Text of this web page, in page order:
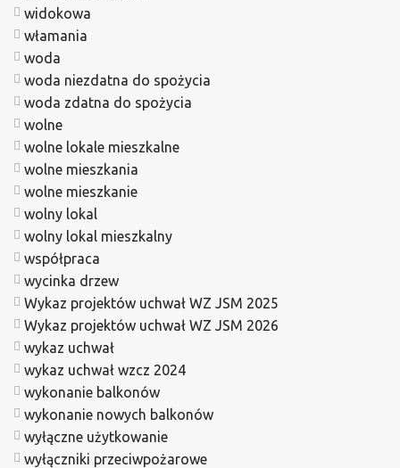
widokowa
włamania
woda
woda niezdatna do spożycia
woda zdatna do spożycia
wolne
wolne lokale mieszkalne
wolne mieszkania
wolne mieszkanie
wolny lokal
wolny lokal mieszkalny
współpraca
wycinka drzew
Wykaz projektów uchwał WZ JSM 2025
Wykaz projektów uchwał WZ JSM 2026
wykaz uchwał
wykaz uchwał wzcz 2024
wykonanie balkonów
wykonanie nowych balkonów
wyłączne użytkowanie
wyłączniki przeciwpożarowe